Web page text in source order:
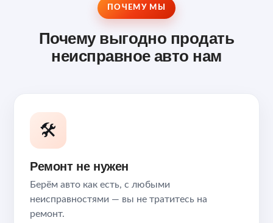
ПОЧЕМУ МЫ
Почему выгодно продать
неисправное авто нам
🛠️
Ремонт не нужен
Берём авто как есть, с любыми
неисправностями — вы не тратитесь на
ремонт.